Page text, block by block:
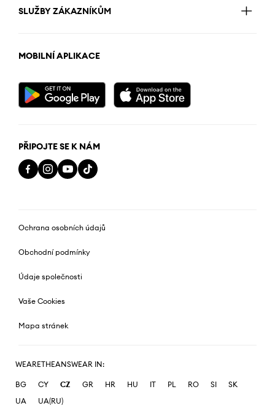
SLUŽBY ZÁKAZNÍKŮM
MOBILNÍ APLIKACE
PŘIPOJTE SE K NÁM
Ochrana osobních údajů
Obchodní podmínky
Údaje společnosti
Vaše Cookies
Mapa stránek
WEARETHEANSWEAR IN:
BG CY CZ GR HR HU IT PL RO SI
SK
UA
UA(RU)